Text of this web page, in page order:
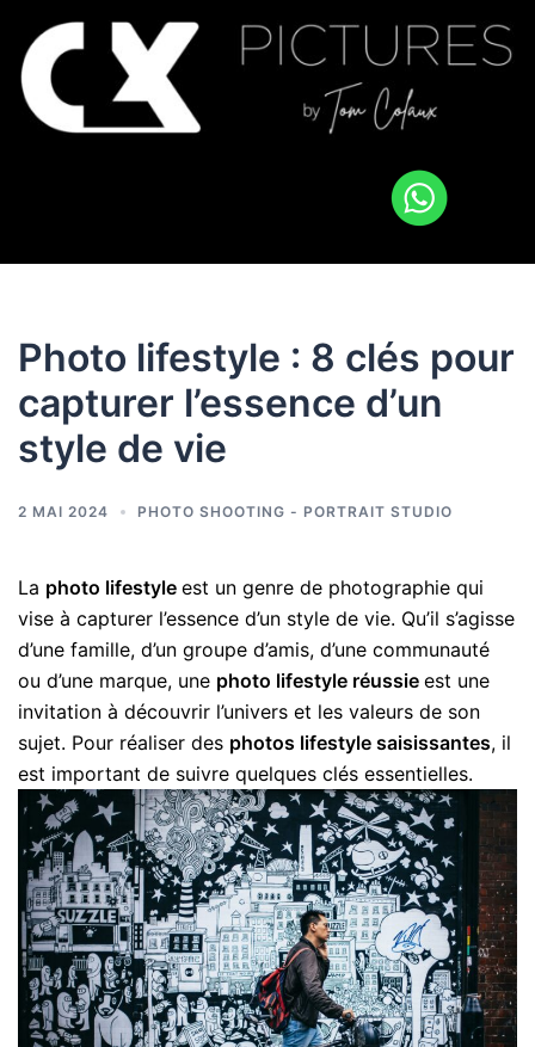
Photo lifestyle : 8 clés pour
capturer l’essence d’un
style de vie
2 MAI 2024 PHOTO SHOOTING - PORTRAIT STUDIO
La photo lifestyle est un genre de photographie qui
vise à capturer l’essence d’un style de vie. Qu’il s’agisse
d’une famille, d’un groupe d’amis, d’une communauté
ou d’une marque, une photo lifestyle réussie est une
invitation à découvrir l’univers et les valeurs de son
sujet. Pour réaliser des photos lifestyle saisissantes, il
est important de suivre quelques clés essentielles.